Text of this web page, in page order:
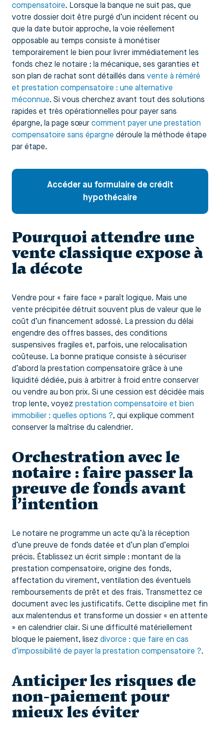
compensatoire. Lorsque la banque ne suit pas, que
votre dossier doit être purgé d’un incident récent ou
que la date butoir approche, la voie réellement
opposable au temps consiste à monétiser
temporairement le bien pour livrer immédiatement les
fonds chez le notaire : la mécanique, ses garanties et
son plan de rachat sont détaillés dans vente à réméré
et prestation compensatoire : une alternative
méconnue. Si vous cherchez avant tout des solutions
rapides et très opérationnelles pour payer sans
épargne, la page sœur comment payer une prestation
compensatoire sans épargne déroule la méthode étape
par étape.
Accéder au formulaire de crédit
hypothécaire
Pourquoi attendre une
vente classique expose à
la décote
Vendre pour « faire face » paraît logique. Mais une
vente précipitée détruit souvent plus de valeur que le
coût d’un financement adossé. La pression du délai
engendre des offres basses, des conditions
suspensives fragiles et, parfois, une relocalisation
coûteuse. La bonne pratique consiste à sécuriser
d’abord la prestation compensatoire grâce à une
liquidité dédiée, puis à arbitrer à froid entre conserver
ou vendre au bon prix. Si une cession est décidée mais
trop lente, voyez prestation compensatoire et bien
immobilier : quelles options ?, qui explique comment
conserver la maîtrise du calendrier.
Orchestration avec le
notaire : faire passer la
preuve de fonds avant
l’intention
Le notaire ne programme un acte qu’à la réception
d’une preuve de fonds datée et d’un plan d’emploi
précis. Établissez un écrit simple : montant de la
prestation compensatoire, origine des fonds,
affectation du virement, ventilation des éventuels
remboursements de prêt et des frais. Transmettez ce
document avec les justificatifs. Cette discipline met fin
aux malentendus et transforme un dossier « en attente
» en calendrier clair. Si une difficulté matériellement
bloque le paiement, lisez divorce : que faire en cas
d’impossibilité de payer la prestation compensatoire ?.
Anticiper les risques de
non-paiement pour
mieux les éviter